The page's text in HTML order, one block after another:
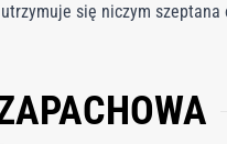
się niczym